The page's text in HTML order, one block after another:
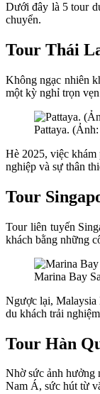
Dưới đây là 5 tour
chuyển.
Tour Thái
Không ngạc nhiên
một kỳ nghỉ trọn
Pattaya.
Hè 2025, việc
nghiệp và sự thân
Tour
Tour liên tuyến
khách bằng những
Marina Bay
Ngược lại, Malaysia
du khách trải
Tour Hàn
Nhờ sức ảnh hưởng
Nam Á, sức hút từ